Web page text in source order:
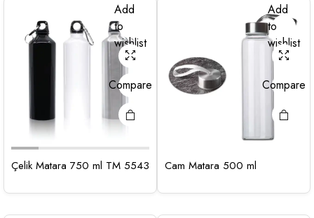
Add
to
wishlist
Compare
Çelik Matara 750 ml TM 5543
Add
to
wishlist
Compare
Cam Matara 500 ml